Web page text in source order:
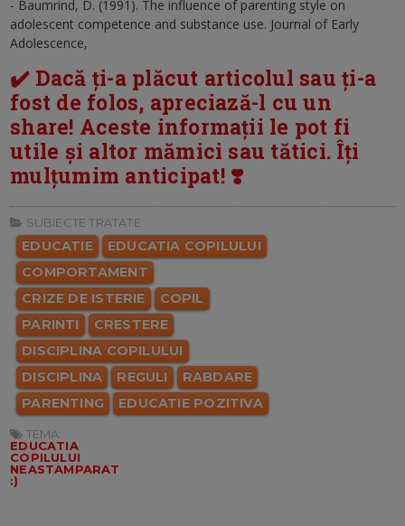
- Baumrind, D. (1991). The influence of parenting style on
adolescent competence and substance use. Journal of Early
Adolescence,
✔️ Dacă ți-a plăcut articolul sau ți-a
fost de folos, apreciază-l cu un
share! Aceste informații le pot fi
utile și altor mămici sau tătici. Îți
mulțumim anticipat! ❣️
SUBIECTE TRATATE:
EDUCATIE
EDUCATIA COPILULUI
COMPORTAMENT
CRIZE DE ISTERIE
COPIL
PARINTI
CRESTERE
DISCIPLINA COPILULUI
DISCIPLINA
REGULI
RABDARE
PARENTING
EDUCATIE POZITIVA
TEMA:
EDUCATIA
COPILULUI
NEASTAMPARAT
:)